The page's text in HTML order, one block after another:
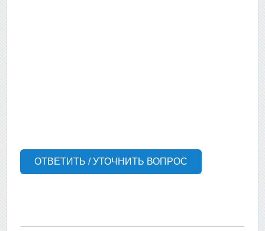
ОТВЕТИТЬ / УТОЧНИТЬ ВОПРОС